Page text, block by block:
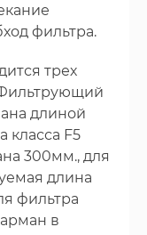
фильтра.
трех
Фильтрующий
длиной
F5
300мм., для
длина
фильтра
в